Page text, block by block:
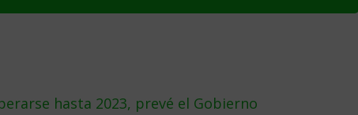
hasta 2023, prevé el Gobierno